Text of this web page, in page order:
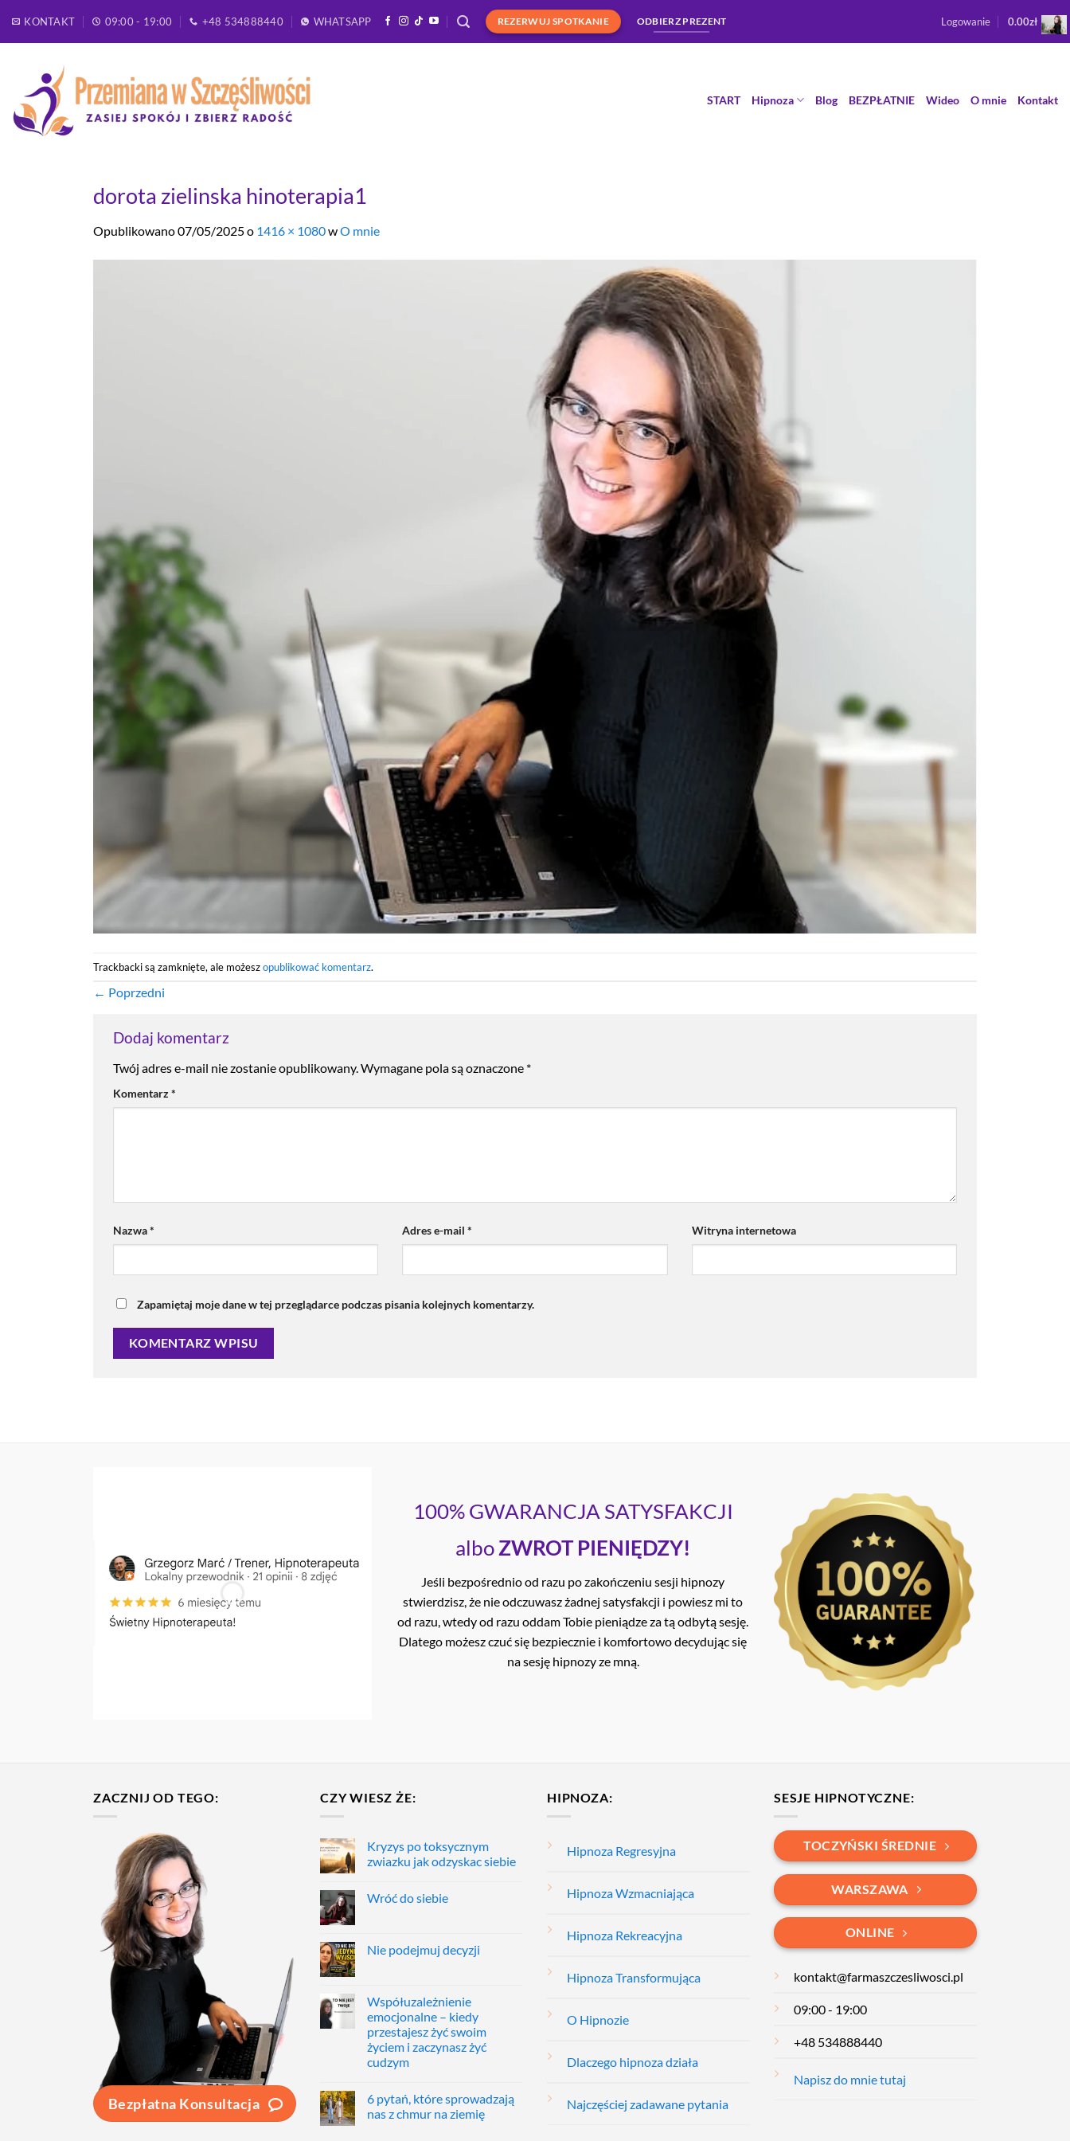
do
KONTAKT 09:00 - 19:00 +48 534888440 WHATSAPP REZERWUJ SPOTKANIE ODBIERZ PREZENT Logowanie 0.00zł
START Hipnoza Blog BEZPŁATNIE Wideo O mnie Kontakt
dorota zielinska hinoterapia1
Opublikowano07/05/2025o 1416 × 1080wO mnie
Trackbacki są zamknięte, ale możeszopublikować komentarz.
← Poprzedni
Dodaj komentarz
Twój adres e-mail nie zostanie opublikowany.Wymagane pola są oznaczone *
Komentarz*
Nazwa* Adres e-mail* Witryna internetowa
Zapamiętaj moje dane w tej przeglądarce podczas pisania kolejnych komentarzy.
100% GWARANCJA SATYSFAKCJI
alboZWROT PIENIĘDZY!
Jeśli bezpośrednio od razu po zakończeniu sesji hipnozy
stwierdzisz, że nie odczuwasz żadnej satysfakcji i powiesz mi to
od razu, wtedy od razu oddam Tobie pieniądze za tą odbytą sesję.
Dlatego możesz czuć się bezpiecznie i komfortowo decydując się
na sesję hipnozy ze mną.
ZACZNIJ OD TEGO:
Bezpłatna Konsultacja
CZY WIESZ ŻE:
Kryzys po toksycznym
zwiazku jak odzyskac siebie
Wróć do siebie
Nie podejmuj decyzji
Współuzależnienie
emocjonalne – kiedy
przestajesz żyć swoim
życiem i zaczynasz żyć
cudzym
6 pytań, które sprowadzają
nas z chmur na ziemię
HIPNOZA:
Hipnoza Regresyjna
Hipnoza Wzmacniająca
Hipnoza Rekreacyjna
Hipnoza Transformująca
O Hipnozie
Dlaczego hipnoza działa
Najczęściej zadawane pytania
SESJE HIPNOTYCZNE:
TOCZYŃSKI ŚREDNIE
WARSZAWA
ONLINE
kontakt@farmaszczesliwosci.pl
09:00 - 19:00
+48 534888440
Napisz do mnie tutaj